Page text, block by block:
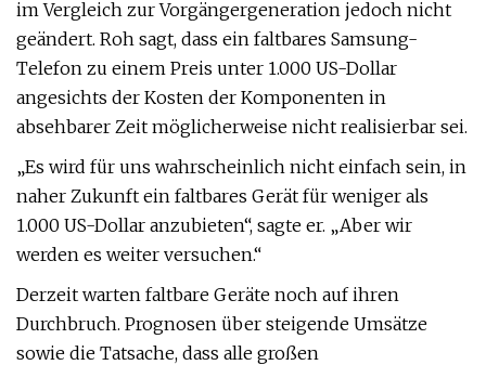
im Vergleich zur Vorgängergeneration jedoch nicht
geändert. Roh sagt, dass ein faltbares Samsung-
Telefon zu einem Preis unter 1.000 US-Dollar
angesichts der Kosten der Komponenten in
absehbarer Zeit möglicherweise nicht realisierbar sei.
„Es wird für uns wahrscheinlich nicht einfach sein, in
naher Zukunft ein faltbares Gerät für weniger als
1.000 US-Dollar anzubieten“, sagte er. „Aber wir
werden es weiter versuchen.“
Derzeit warten faltbare Geräte noch auf ihren
Durchbruch. Prognosen über steigende Umsätze
sowie die Tatsache, dass alle großen